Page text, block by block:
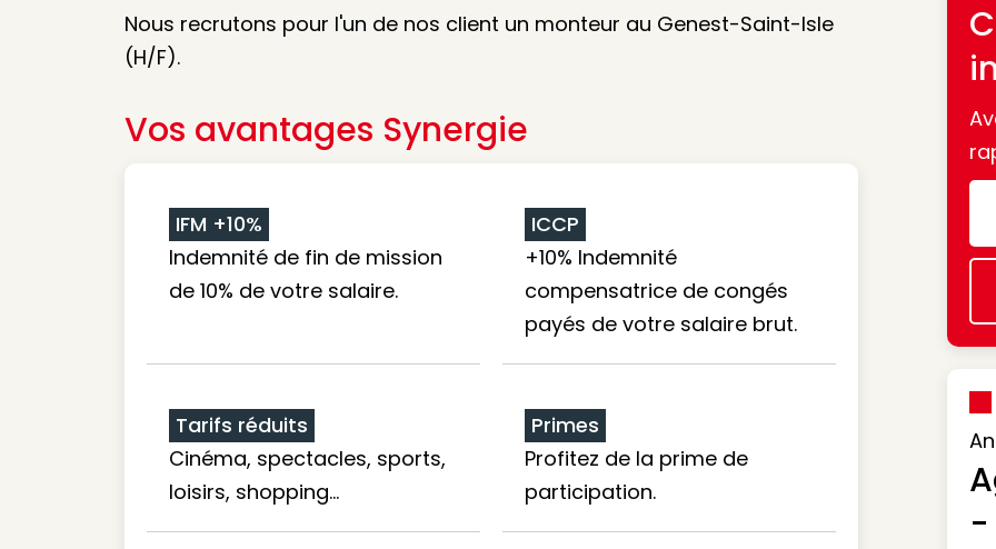
Nous recrutons pour l'un de nos client un monteur au Genest-Saint-Isle
(H/F).
Vos avantages Synergie
IFM +10%
Indemnité de fin de mission
de 10% de votre salaire.
ICCP
+10% Indemnité
compensatrice de congés
payés de votre salaire brut.
Tarifs réduits
Cinéma, spectacles, sports,
loisirs, shopping...
Primes
Profitez de la prime de
participation.
-